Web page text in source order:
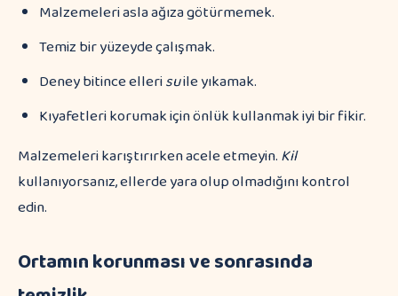
Malzemeleri asla ağıza götürmemek.
Temiz bir yüzeyde çalışmak.
Deney bitince ellerisuile yıkamak.
Kıyafetleri korumak için önlük kullanmak iyi bir fikir.
Malzemeleri karıştırırken acele etmeyin.Kil
kullanıyorsanız, ellerde yara olup olmadığını kontrol
edin.
Ortamın korunması ve sonrasında